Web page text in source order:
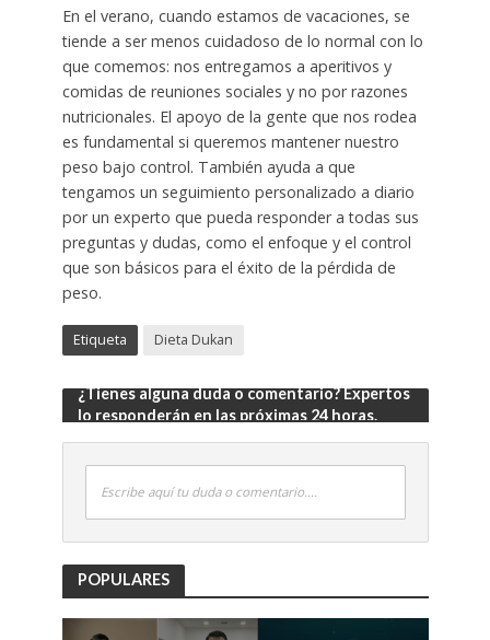
En el verano, cuando estamos de vacaciones, se
tiende a ser menos cuidadoso de lo normal con lo
que comemos: nos entregamos a aperitivos y
comidas de reuniones sociales y no por razones
nutricionales. El apoyo de la gente que nos rodea
es fundamental si queremos mantener nuestro
peso bajo control. También ayuda a que
tengamos un seguimiento personalizado a diario
por un experto que pueda responder a todas sus
preguntas y dudas, como el enfoque y el control
que son básicos para el éxito de la pérdida de
peso.
Etiqueta Dieta Dukan
¿Tienes alguna duda o comentario? Expertos
lo responderán en las próximas 24 horas.
Escribe aquí tu duda o comentario....
POPULARES